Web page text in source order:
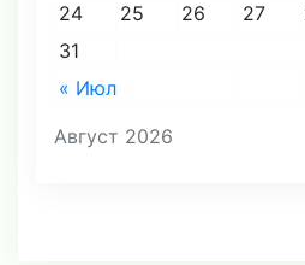
Август 2026
« Июл
24
25 26 27
31